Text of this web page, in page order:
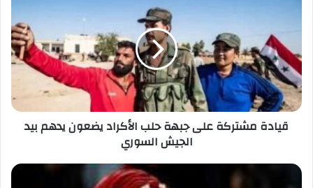
حلب
الأكراد
يضعون
يدهم
بيد
الجيشقيادة مشتركة على جبهة حلب الأكراد يضعون يدهم بيد
الجيش السوري
الهلال